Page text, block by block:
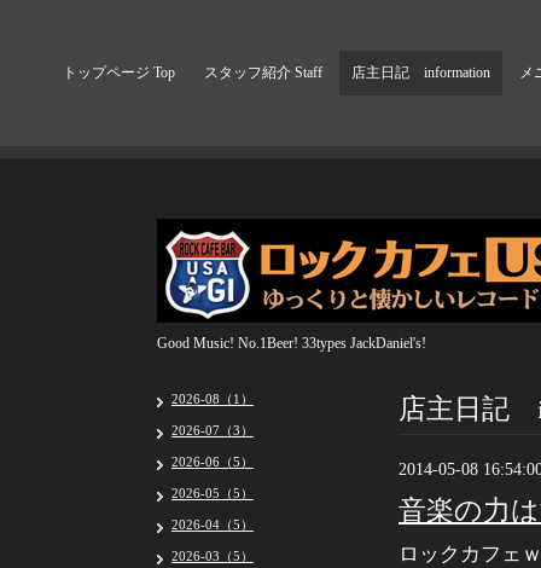
トップページ Top スタッフ紹介 Staff 店主日記 information メ
Good Music! No.1Beer! 33types JackDaniel's!
店主日記
2014-05-08
音楽の力
ロックカフェ
2026-08（1）
2026-07（3）
2026-06（5）
2026-05（5）
2026-04（5）
2026-03（5）